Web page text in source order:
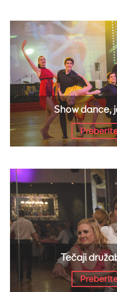
Show dance,
Tečaji